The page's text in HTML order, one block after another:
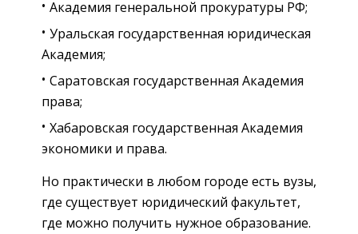
Академия генеральной прокуратуры РФ;
Уральская государственная юридическая
Академия;
Саратовская государственная Академия
права;
Хабаровская государственная Академия
экономики и права.
Но практически в любом городе есть вузы,
где существует юридический факультет,
где можно получить нужное образование.